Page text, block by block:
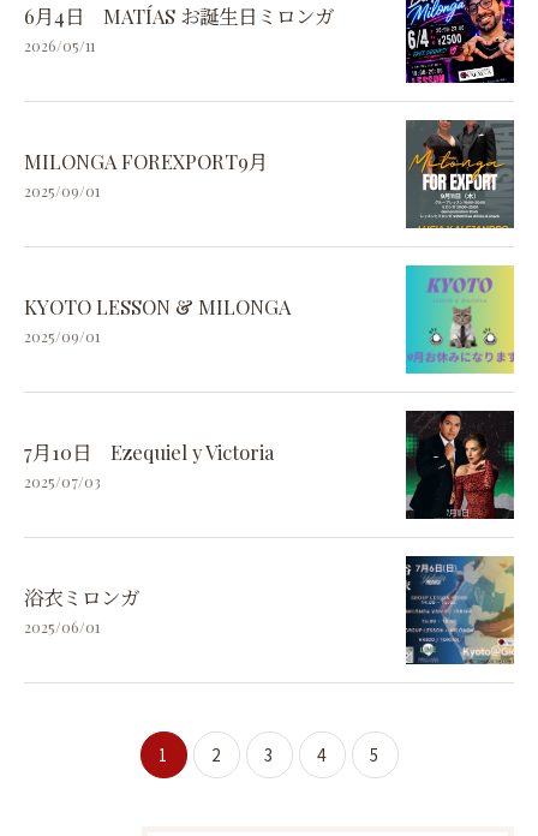
6月4日 MATÍAS お誕生日ミロンガ
2026/05/11
MILONGA FOREXPORT9月
2025/09/01
KYOTO LESSON & MILONGA
2025/09/01
7月10日 Ezequiel y Victoria
2025/07/03
浴衣ミロンガ
2025/06/01
1 2 3 4 5